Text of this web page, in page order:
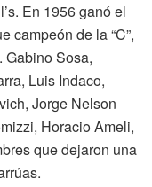
En 1956 ganó el
campeón de la “C”,
Gabino Sosa,
Luis Indaco,
Jorge Nelson
Horacio Ameli,
que dejaron una